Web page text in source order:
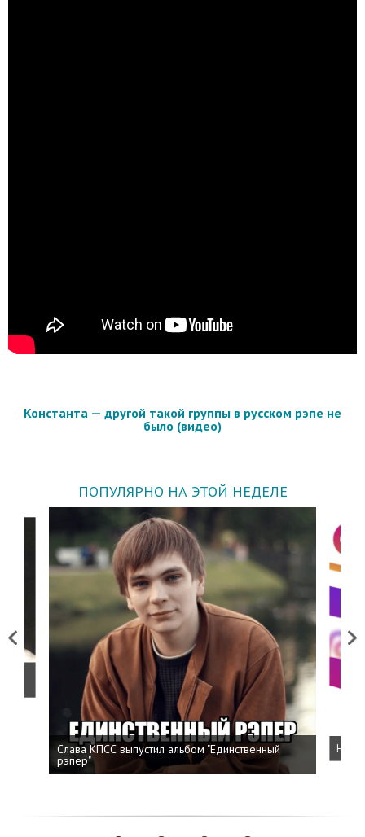
Константа — другой такой группы в русском рэпе не
было (видео)
ПОПУЛЯРНО НА ЭТОЙ НЕДЕЛЕ
Previous
Слава КПСС выпустил альбом "Единственный
рэпер"
Next